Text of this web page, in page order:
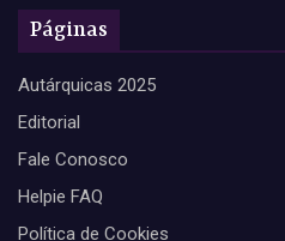
Páginas
Autárquicas 2025
Editorial
Fale Conosco
Helpie FAQ
Política de Cookies